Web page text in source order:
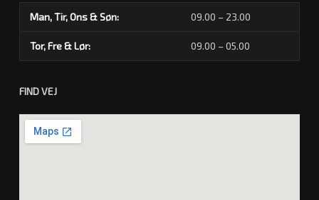
Man, Tir, Ons & Søn: 09.00 – 23.00
Tor, Fre & Lør: 09.00 – 05.00
FIND VEJ